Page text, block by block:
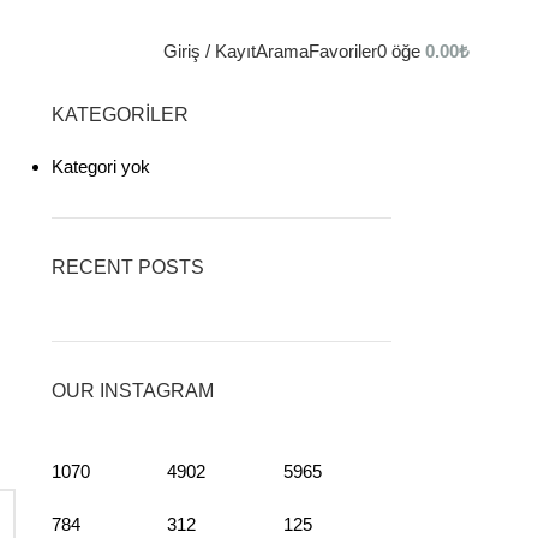
Giriş / KayıtAramaFavoriler0 öğe 0.00₺
KATEGORILER
Kategori yok
RECENT POSTS
OUR INSTAGRAM
1070
784
4902
312
5965
125